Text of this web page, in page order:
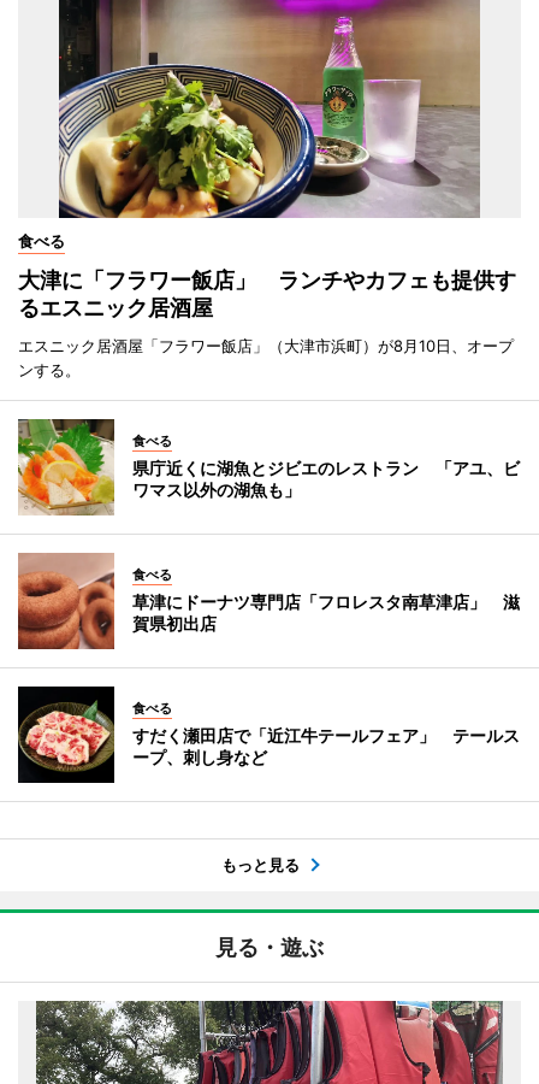
食べる
大津に「フラワー飯店」 ランチやカフェも提供す
るエスニック居酒屋
エスニック居酒屋「フラワー飯店」（大津市浜町）が8月10日、オープ
ンする。
食べる
県庁近くに湖魚とジビエのレストラン 「アユ、ビ
ワマス以外の湖魚も」
食べる
草津にドーナツ専門店「フロレスタ南草津店」 滋
賀県初出店
食べる
すだく瀬田店で「近江牛テールフェア」 テールス
ープ、刺し身など
もっと見る
見る・遊ぶ